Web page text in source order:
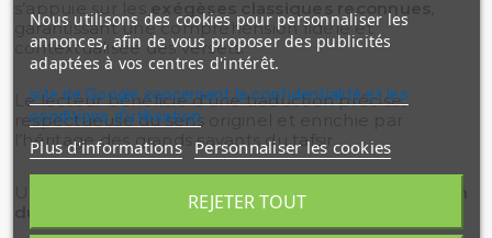
garantissant une compréhension fidèle et
contextualisée des versets.
Le lecteur bénéficie d’une traduction précise,
respectueuse du sens originel et enrichie par
l’héritage des grands savants du tafsir.
Un outil sérieux pour approfondir sa
du message coranique.
Nous utilisons des cookies pour personnaliser les
annonces, afin de vous proposer des publicités
adaptées à vos centres d'intérêt.
site de Google concernant la confidentialité et les
conditions d'utilisation
Plus d'informations Personnaliser les cookies
REJETER TOUT